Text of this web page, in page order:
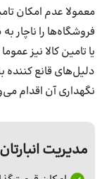
معمولا عدم امکان
فروشگاه‌ها را ناچار
یا تامین کالا نیز
دلیل‌های قانع کننده
نگهداری آن اقدام
مدیریت